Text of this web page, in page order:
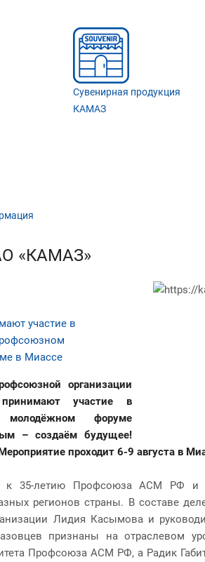
Сувенирная продукция
КАМАЗ
«КАМАЗ»
участие в
в Миассе
организации
участие в
молодёжном форуме
– создаём будущее!
проходит 6-9 августа в
к 35-летию Профсоюза АСМ РФ и
регионов страны. В составе
Лидия Касымова и
признаны на отраслевом
Профсоюза АСМ РФ, а Радик